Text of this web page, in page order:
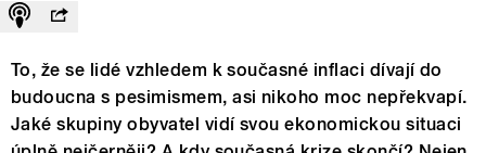
To, že se lidé vzhledem k současné inflaci dívají do
budoucna s pesimismem, asi nikoho moc nepřekvapí.
Jaké skupiny obyvatel vidí svou ekonomickou situaci